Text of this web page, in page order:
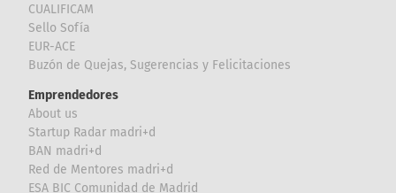
CUALIFICAM
Sello Sofía
EUR-ACE
Buzón de Quejas, Sugerencias y Felicitaciones
Emprendedores
About us
Startup Radar madri+d
BAN madri+d
Red de Mentores madri+d
ESA BIC Comunidad de Madrid